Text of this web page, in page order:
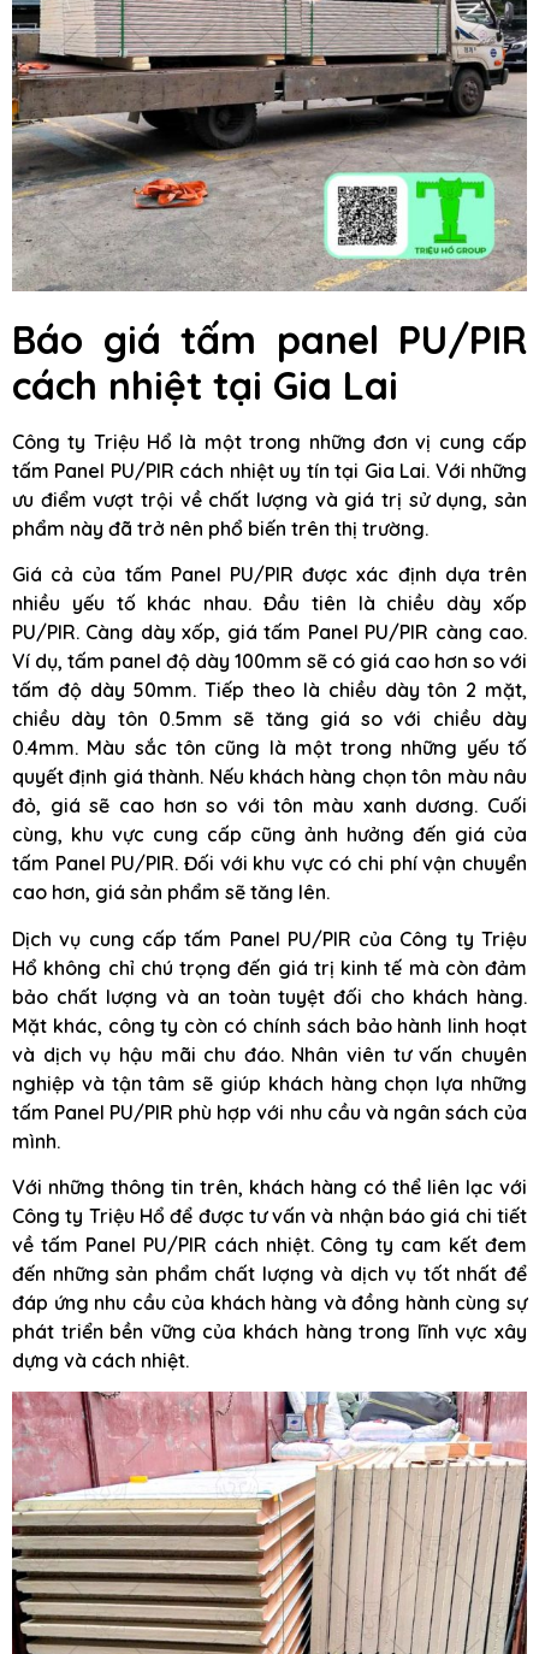
Báo giá tấm panel PU/PIR
cách nhiệt tại Gia Lai
Công ty Triệu Hổ là một trong những đơn vị cung cấp
tấm Panel PU/PIR cách nhiệt uy tín tại Gia Lai. Với những
ưu điểm vượt trội về chất lượng và giá trị sử dụng, sản
phẩm này đã trở nên phổ biến trên thị trường.
Giá cả của tấm Panel PU/PIR được xác định dựa trên
nhiều yếu tố khác nhau. Đầu tiên là chiều dày xốp
PU/PIR. Càng dày xốp, giá tấm Panel PU/PIR càng cao.
Ví dụ, tấm panel độ dày 100mm sẽ có giá cao hơn so với
tấm độ dày 50mm. Tiếp theo là chiều dày tôn 2 mặt,
chiều dày tôn 0.5mm sẽ tăng giá so với chiều dày
0.4mm. Màu sắc tôn cũng là một trong những yếu tố
quyết định giá thành. Nếu khách hàng chọn tôn màu nâu
đỏ, giá sẽ cao hơn so với tôn màu xanh dương. Cuối
cùng, khu vực cung cấp cũng ảnh hưởng đến giá của
tấm Panel PU/PIR. Đối với khu vực có chi phí vận chuyển
cao hơn, giá sản phẩm sẽ tăng lên.
Dịch vụ cung cấp tấm Panel PU/PIR của Công ty Triệu
Hổ không chỉ chú trọng đến giá trị kinh tế mà còn đảm
bảo chất lượng và an toàn tuyệt đối cho khách hàng.
Mặt khác, công ty còn có chính sách bảo hành linh hoạt
và dịch vụ hậu mãi chu đáo. Nhân viên tư vấn chuyên
nghiệp và tận tâm sẽ giúp khách hàng chọn lựa những
tấm Panel PU/PIR phù hợp với nhu cầu và ngân sách của
mình.
Với những thông tin trên, khách hàng có thể liên lạc với
Công ty Triệu Hổ để được tư vấn và nhận báo giá chi tiết
về tấm Panel PU/PIR cách nhiệt. Công ty cam kết đem
đến những sản phẩm chất lượng và dịch vụ tốt nhất để
đáp ứng nhu cầu của khách hàng và đồng hành cùng sự
phát triển bền vững của khách hàng trong lĩnh vực xây
dựng và cách nhiệt.